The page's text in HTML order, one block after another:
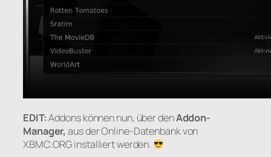
EDIT:Addons können nun, über denAddon-
Manager, aus der Online-Datenbank von
XBMC.ORG installiert werden.